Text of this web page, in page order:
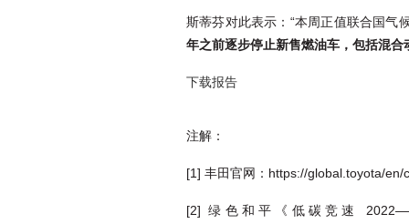
斯蒂芬对此表示：“本周正值联合国气
年之前逐步停止新售燃油车，包括混
下载报告
注解：
[1] 丰田官网：https://global.toyota/
[2] 绿色和平《低碳竞速 2022——